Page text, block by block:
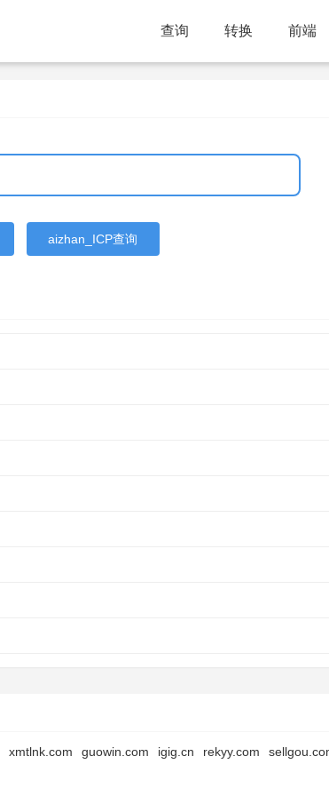
查询 转换 前端
aizhan_ICP查询
xmtlnk.com guowin.com igig.cn rekyy.com